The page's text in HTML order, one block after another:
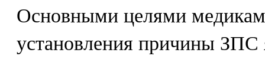
Основными целями
установления причины ЗПС